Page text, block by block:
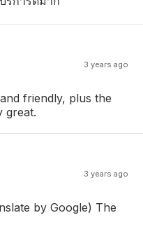
3 years ago
friendly, plus the
great.
3 years ago
by Google) The